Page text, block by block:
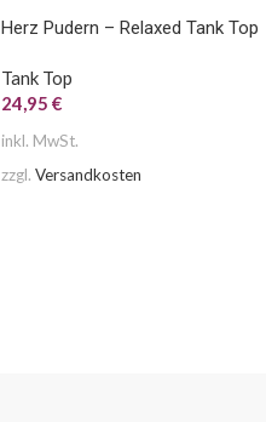
Herz Pudern – Relaxed Tank Top
Tank Top
24,95 €
inkl. MwSt.
zzgl. Versandkosten